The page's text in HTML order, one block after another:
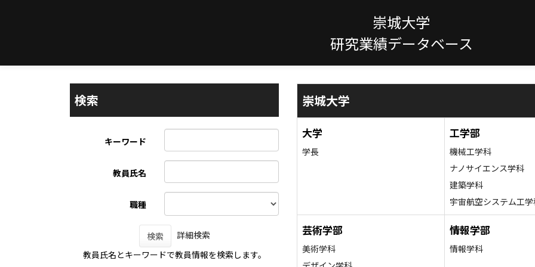
崇城大学
研究業績データベース
検索
キーワード
教員氏名
職種
検索
詳細検索
教員氏名とキーワードで教員情報を検索します。
崇城大学
大学
学長
工学部
機械工学科
ナノサイエンス学科
建築学科
宇宙航空システム工
芸術学部
美術学科
情報学部
情報学科